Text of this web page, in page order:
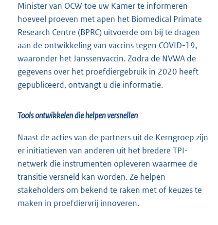
Minister van OCW toe uw Kamer te informeren
hoeveel proeven met apen het Biomedical Primate
Research Centre (BPRC) uitvoerde om bij te dragen
aan de ontwikkeling van vaccins tegen COVID-19,
waaronder het Janssenvaccin. Zodra de NVWA de
gegevens over het proefdiergebruik in 2020 heeft
gepubliceerd, ontvangt u die informatie.
Tools ontwikkelen die helpen versnellen
Naast de acties van de partners uit de Kerngroep zijn
er initiatieven van anderen uit het bredere TPI-
netwerk die instrumenten opleveren waarmee de
transitie versneld kan worden. Ze helpen
stakeholders om bekend te raken met of keuzes te
maken in proefdiervrij innoveren.